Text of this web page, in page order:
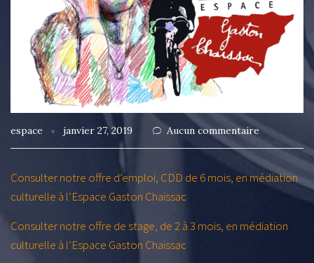
espace janvier 27, 2019 Aucun commentaire
Consulter notre offre d’emploi, CDD de 6 mois, en médiation
culturelle à l’Espace Gaston Chaissac
Consulter notre offre de stage, de 2 à 3 mois, en médiation
culturelle à l’Espace Gaston Chaissac